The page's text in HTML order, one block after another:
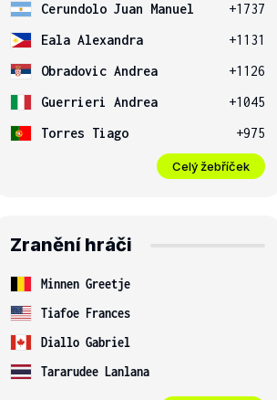
Cerundolo Juan Manuel
+1737
Eala Alexandra
+1131
Obradovic Andrea
+1126
Guerrieri Andrea
+1045
Torres Tiago
+975
Celý žebříček
Zranění hráči
Minnen Greetje
Tiafoe Frances
Diallo Gabriel
Tararudee Lanlana